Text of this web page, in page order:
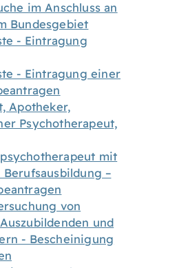
im Anschluss an
Bundesgebiet
- Eintragung
- Eintragung einer
Apotheker,
Psychotherapeut,
mit
–
von
und
- Bescheinigung